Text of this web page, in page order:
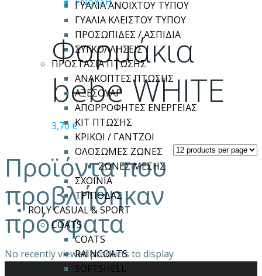
ΓΥΑΛΙΑ ΑΝΟΙΧΤΟΥ ΤΥΠΟΥ
ΓΥΑΛΙΑ ΚΛΕΙΣΤΟΥ ΤΥΠΟΥ
ΠΡΟΣΩΠΙΔΕΣ / ΑΣΠΙΔΙΑ
ΣΥΓΚΟΛΛΗΣΕΙΣ
ΠΡΟΣΤΑΣΙΑ ΠΤΩΣΗΣ
ΑΝΑΚΟΠΤΕΣ ΠΤΩΣΗΣ
ΑΞΕΣΟΥΑΡ
ΑΠΟΡΡΟΦΗΤΕΣ ΕΝΕΡΓΕΙΑΣ
ΚΙΤ ΠΤΩΣΗΣ
ΚΡΙΚΟΙ / ΓΑΝΤΖΟΙ
ΟΛΟΣΩΜΕΣ ΖΩΝΕΣ
ΖΩΝΕΣ ΜΕΣΗΣ
ΣΧΟΙΝΙΑ
ΤΡΙΠΟΔΑΣ
ROLY CASUAL & SPORT
COATS
COATS
RAINCOATS
SOFTSHELL
προϊόν
έχει
πολλαπλές
παραλλαγές.
Οι
επιλογές
μπορούν
να
επιλεγούν
στη
σελίδα
του
προϊόντος
Φορμάκια
bebe WHITE
3,70 €
Προϊόντα που
προβλήθηκαν
πρόσφατα
No recently viewed products to display